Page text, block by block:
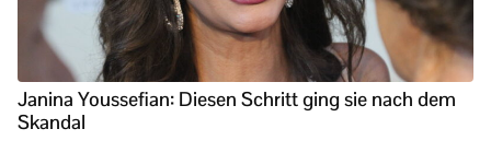
Janina Youssefian: Diesen Schritt ging sie nach dem
Skandal